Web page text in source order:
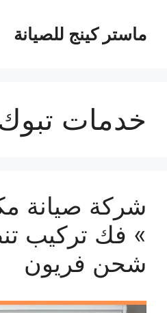
المحتوىماستر كينج للصيانة
خدمات تبوك
شركة صيانة
» فك تركيب
شحن فريون